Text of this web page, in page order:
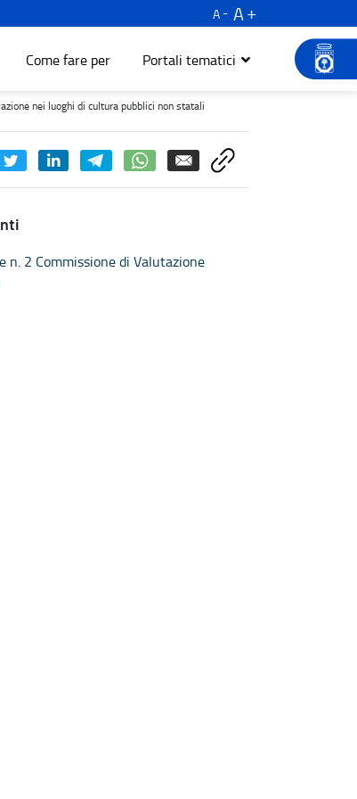
A
A
Come fare per Portali tematici
nei luoghi di cultura pubblici non statali - Turismo e
nei luoghi di cultura pubblici non statali
n. 2 Commissione di Valutazione